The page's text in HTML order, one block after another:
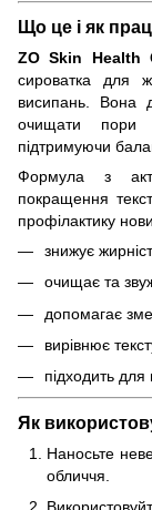
Що це і як
ZO Skin Health
сироватка для
висипань. Вона
очищати пори
підтримуючи
Формула з
покращення
профілактику
знижує
очищає та
допомагає
вирівнює
підходить
Як
Наносьте
обличчя.